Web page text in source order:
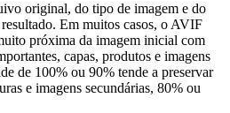
original, do tipo de imagem e do
Em muitos casos, o AVIF
próxima da imagem inicial com
capas, produtos e imagens
de 100% ou 90% tende a preservar
e imagens secundárias, 80% ou